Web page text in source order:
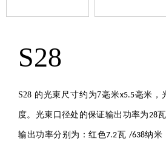
S28
S28 的光束 尺寸约为7毫米x5.5毫米，
度。光束口径处的保证输出功率为28
输出功率分别为：红色7.2瓦 /638纳米